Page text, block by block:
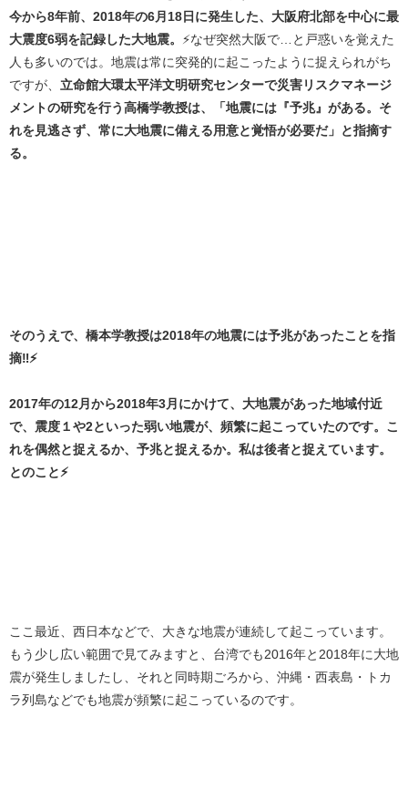
今から8年前、2018年の6月18日に発生した、大阪府北部を中心に最
大震度6弱を記録した大地震。 ⚡なぜ突然大阪で…と戸惑いを覚えた
人も多いのでは。地震は常に突発的に起こったように捉えられがち
ですが、 立命館大環太平洋文明研究センターで災害リスクマネージ
メントの研究を行う高橋学教授は、「地震には『予兆』がある。そ
れを見逃さず、常に大地震に備える用意と覚悟が必要だ」と指摘す
る。
そのうえで、橋本学教授は2018年の地震には予兆があったことを指
摘‼️⚡
2017年の12月から2018年3月にかけて、大地震があった地域付近
で、震度１や2といった弱い地震が、頻繁に起こっていたのです。こ
れを偶然と捉えるか、予兆と捉えるか。私は後者と捉えています。
とのこと⚡
ここ最近、西日本などで、大きな地震が連続して起こっています。
もう少し広い範囲で見てみますと、台湾でも2016年と2018年に大地
震が発生しましたし、それと同時期ごろから、沖縄・西表島・トカ
ラ列島などでも地震が頻繁に起こっているのです。